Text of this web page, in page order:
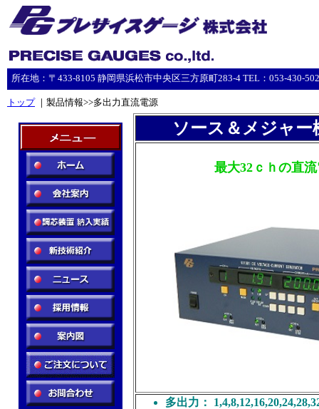
ソース＆メジャ
最大32ｃｈの直
多出力：
所在地：〒433-8105 静岡県浜松市中央区三方原町283-4 TEL：053-430-
トップ｜製品情報>>多出力直流電源